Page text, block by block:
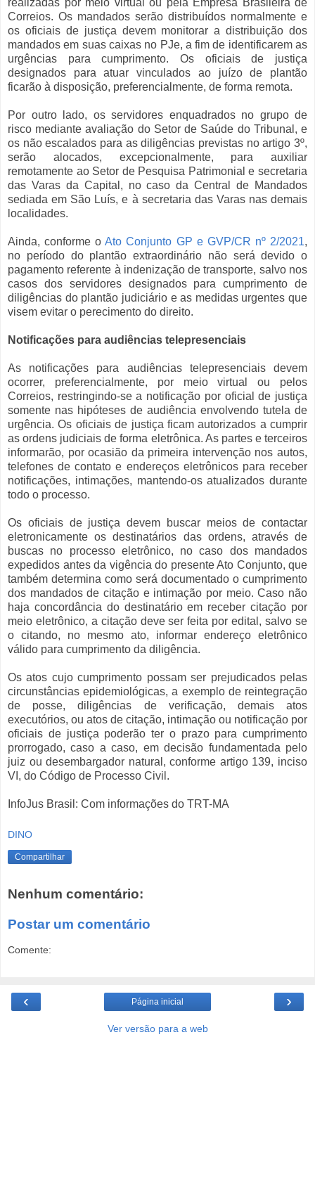
realizadas por meio virtual ou pela Empresa Brasileira de
Correios. Os mandados serão distribuídos normalmente e
os oficiais de justiça devem monitorar a distribuição dos
mandados em suas caixas no PJe, a fim de identificarem as
urgências para cumprimento. Os oficiais de justiça
designados para atuar vinculados ao juízo de plantão
ficarão à disposição, preferencialmente, de forma remota.
Por outro lado, os servidores enquadrados no grupo de
risco mediante avaliação do Setor de Saúde do Tribunal, e
os não escalados para as diligências previstas no artigo 3º,
serão alocados, excepcionalmente, para auxiliar
remotamente ao Setor de Pesquisa Patrimonial e secretaria
das Varas da Capital, no caso da Central de Mandados
sediada em São Luís, e à secretaria das Varas nas demais
localidades.
Ainda, conforme oAto Conjunto GP e GVP/CR nº 2/2021,
no período do plantão extraordinário não será devido o
pagamento referente à indenização de transporte, salvo nos
casos dos servidores designados para cumprimento de
diligências do plantão judiciário e as medidas urgentes que
visem evitar o perecimento do direito.
Notificações para audiências telepresenciais
As notificações para audiências telepresenciais devem
ocorrer, preferencialmente, por meio virtual ou pelos
Correios, restringindo-se a notificação por oficial de justiça
somente nas hipóteses de audiência envolvendo tutela de
urgência. Os oficiais de justiça ficam autorizados a cumprir
as ordens judiciais de forma eletrônica. As partes e terceiros
informarão, por ocasião da primeira intervenção nos autos,
telefones de contato e endereços eletrônicos para receber
notificações, intimações, mantendo-os atualizados durante
todo o processo.
Os oficiais de justiça devem buscar meios de contactar
eletronicamente os destinatários das ordens, através de
buscas no processo eletrônico, no caso dos mandados
expedidos antes da vigência do presente Ato Conjunto, que
também determina como será documentado o cumprimento
dos mandados de citação e intimação por meio. Caso não
haja concordância do destinatário em receber citação por
meio eletrônico, a citação deve ser feita por edital, salvo se
o citando, no mesmo ato, informar endereço eletrônico
válido para cumprimento da diligência.
Os atos cujo cumprimento possam ser prejudicados pelas
circunstâncias epidemiológicas, a exemplo de reintegração
de posse, diligências de verificação, demais atos
executórios, ou atos de citação, intimação ou notificação por
oficiais de justiça poderão ter o prazo para cumprimento
prorrogado, caso a caso, em decisão fundamentada pelo
juiz ou desembargador natural, conforme artigo 139, inciso
VI, do Código de Processo Civil.
InfoJus Brasil: Com informações do TRT-MA
DINO
Compartilhar
Nenhum comentário:
Postar um comentário
Comente:
‹ ›
Página inicial
Ver versão para a web